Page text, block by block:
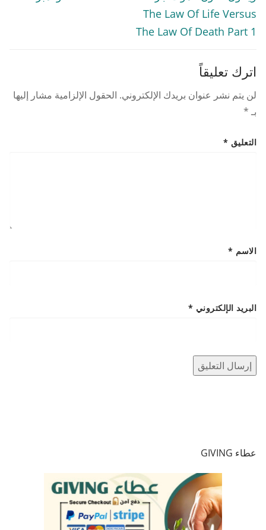
The Law Of Life Versus
The Law Of Death Part 1
اترك تعليقاً
لن يتم نشر عنوان بريدك الإلكتروني. الحقول الإلزامية مشار إليها
بـ*
التعليق *
الاسم *
البريد الإلكتروني *
عطاء GIVING